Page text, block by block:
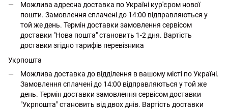
Можлива адресна доставка по Україні кур'єром нової
пошти. Замовлення сплачені до 14:00 відправляються у
той же день. Термін доставки замовлення сервісом
доставки "Нова пошта" становить 1-2 дня. Вартість
доставки згідно тарифів перевізника
Укрпошта
Можлива доставка до відділення в вашому місті по Україні.
Замовлення сплачені до 14:00 відправляються у той же
день. Термін доставки замовлення сервісом доставки
"Укрпошта" становить від двох днів. Вартість доставки